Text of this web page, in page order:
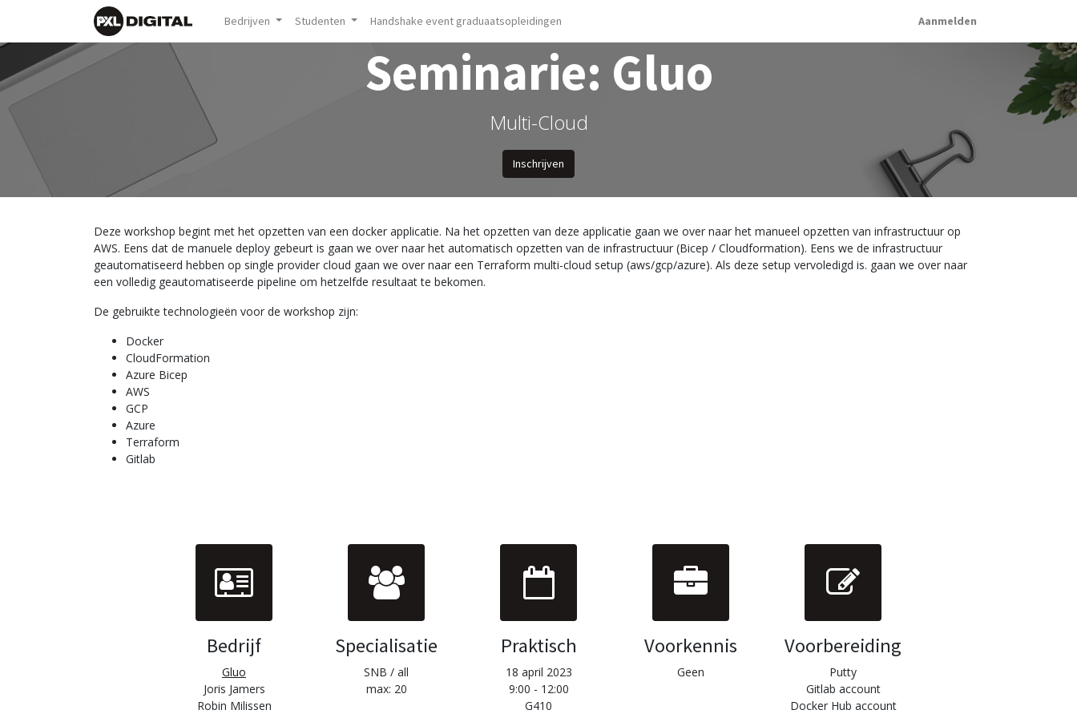
Bedrijven Studenten Handshake event graduaatsopleidingen Aanmelden
Seminarie: Gluo
Multi-Cloud
Inschrijven
Deze workshop begint met het opzetten van een docker applicatie. Na het opzetten van deze applicatie gaan we over naar het manueel opzetten van infrastructuur op
AWS. Eens dat de manuele deploy gebeurt is gaan we over naar het automatisch opzetten van de infrastructuur (Bicep / Cloudformation). Eens we de infrastructuur
geautomatiseerd hebben op single provider cloud gaan we over naar een Terraform multi-cloud setup (aws/gcp/azure). Als deze setup vervoledigd is. gaan we over naar
een volledig geautomatiseerde pipeline om hetzelfde resultaat te bekomen.
De gebruikte technologieën voor de workshop zijn:
Docker
CloudFormation
Azure Bicep
AWS
GCP
Azure
Terraform
Gitlab
Bedrijf
Gluo
Joris Jamers
Robin Milissen
Specialisatie
SNB / all
max: 20
Praktisch
18 april 2023
9:00 - 12:00
G410
Voorkennis
Geen
Voorbereiding
Putty
Gitlab account
Docker Hub account